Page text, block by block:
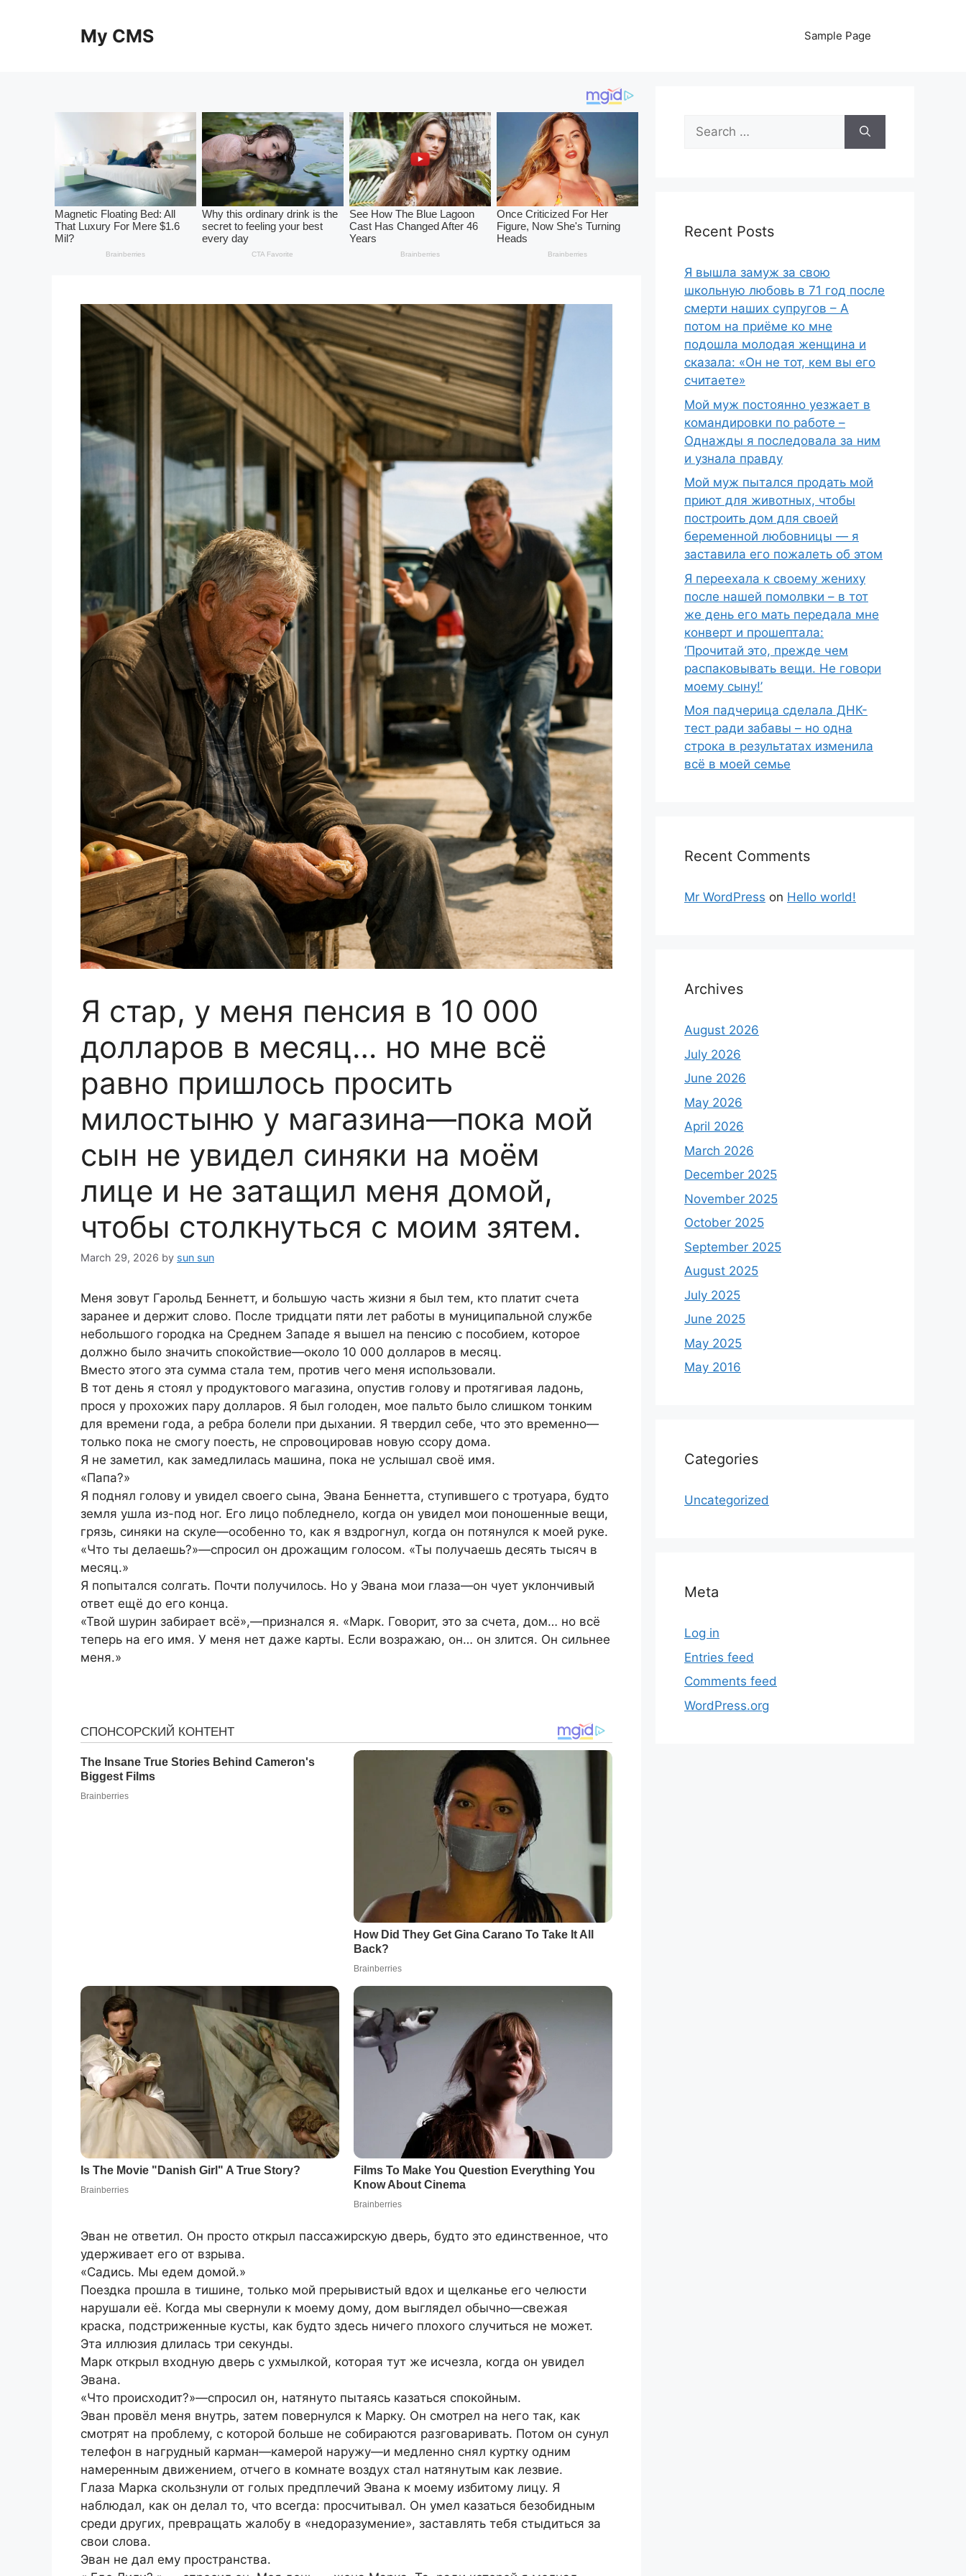
My CMS Sample Page
Я стар, у меня пенсия в 10 000
долларов в месяц… но мне всё
равно пришлось просить
милостыню у магазина—пока мой
сын не увидел синяки на моём
лице и не затащил меня домой,
чтобы столкнуться с моим зятем.
March 29, 2026 by sun sun
Меня зовут Гарольд Беннетт, и большую часть жизни я был тем, кто платит счета
заранее и держит слово. После тридцати пяти лет работы в муниципальной службе
небольшого городка на Среднем Западе я вышел на пенсию с пособием, которое
должно было значить спокойствие—около 10 000 долларов в месяц.
Вместо этого эта сумма стала тем, против чего меня использовали.
В тот день я стоял у продуктового магазина, опустив голову и протягивая ладонь,
прося у прохожих пару долларов. Я был голоден, мое пальто было слишком тонким
для времени года, а ребра болели при дыхании. Я твердил себе, что это временно—
только пока не смогу поесть, не спровоцировав новую ссору дома.
Я не заметил, как замедлилась машина, пока не услышал своё имя.
«Папа?»
Я поднял голову и увидел своего сына, Эвана Беннетта, ступившего с тротуара, будто
земля ушла из-под ног. Его лицо побледнело, когда он увидел мои поношенные вещи,
грязь, синяки на скуле—особенно то, как я вздрогнул, когда он потянулся к моей руке.
«Что ты делаешь?»—спросил он дрожащим голосом. «Ты получаешь десять тысяч в
месяц.»
Я попытался солгать. Почти получилось. Но у Эвана мои глаза—он чует уклончивый
ответ ещё до его конца.
«Твой шурин забирает всё»,—признался я. «Марк. Говорит, это за счета, дом… но всё
теперь на его имя. У меня нет даже карты. Если возражаю, он… он злится. Он сильнее
меня.»
Эван не ответил. Он просто открыл пассажирскую дверь, будто это единственное, что
удерживает его от взрыва.
«Садись. Мы едем домой.»
Поездка прошла в тишине, только мой прерывистый вдох и щелканье его челюсти
нарушали её. Когда мы свернули к моему дому, дом выглядел обычно—свежая
краска, подстриженные кусты, как будто здесь ничего плохого случиться не может.
Эта иллюзия длилась три секунды.
Марк открыл входную дверь с ухмылкой, которая тут же исчезла, когда он увидел
Эвана.
«Что происходит?»—спросил он, натянуто пытаясь казаться спокойным.
Эван провёл меня внутрь, затем повернулся к Марку. Он смотрел на него так, как
смотрят на проблему, с которой больше не собираются разговаривать. Потом он сунул
телефон в нагрудный карман—камерой наружу—и медленно снял куртку одним
намеренным движением, отчего в комнате воздух стал натянутым как лезвие.
Глаза Марка скользнули от голых предплечий Эвана к моему избитому лицу. Я
наблюдал, как он делал то, что всегда: просчитывал. Он умел казаться безобидным
среди других, превращать жалобу в «недоразумение», заставлять тебя стыдиться за
свои слова.
Эван не дал ему пространства.
Search
for:
Recent Posts
Я вышла замуж за свою
школьную любовь в 71 год после
смерти наших супругов – А
потом на приёме ко мне
подошла молодая женщина и
сказала: «Он не тот, кем вы его
считаете»
Мой муж постоянно уезжает в
командировки по работе –
Однажды я последовала за ним
и узнала правду
Мой муж пытался продать мой
приют для животных, чтобы
построить дом для своей
беременной любовницы — я
заставила его пожалеть об этом
Я переехала к своему жениху
после нашей помолвки – в тот
же день его мать передала мне
конверт и прошептала:
‘Прочитай это, прежде чем
распаковывать вещи. Не говори
моему сыну!’
Моя падчерица сделала ДНК-
тест ради забавы – но одна
строка в результатах изменила
всё в моей семье
Recent Comments
Mr WordPress on Hello world!
Archives
August 2026
July 2026
June 2026
May 2026
April 2026
March 2026
December 2025
November 2025
October 2025
September 2025
August 2025
July 2025
June 2025
May 2025
May 2016
Categories
Uncategorized
Meta
Log in
Entries feed
Comments feed
WordPress.org